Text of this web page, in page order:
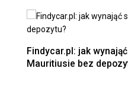
Findycar.pl: jak
Mauritiusie bez